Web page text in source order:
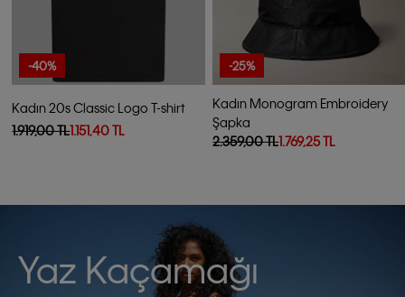
-40%
Kadın 20s Classic Logo T-shirt
1.919,00 TL1.151,40 TL
-25%
Kadın Monogram Embroidery
Şapka
2.359,00 TL1.769,25 TL
Yaz Kaçamağı